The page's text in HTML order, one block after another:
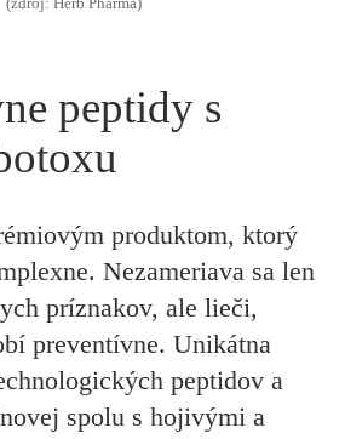
(zdroj: Herb Pharma)
peptidy s
produktom, ktorý
Nezameriava sa len
príznakov, ale lieči,
preventívne. Unikátna
peptidov a
spolu s hojivými a